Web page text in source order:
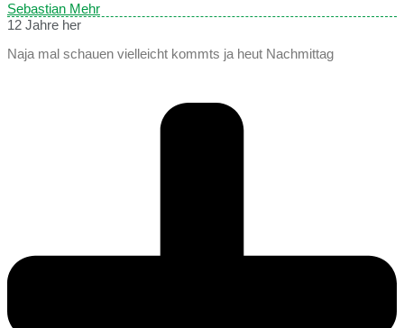
Sebastian Mehr
12 Jahre her
Naja mal schauen vielleicht kommts ja heut Nachmittag